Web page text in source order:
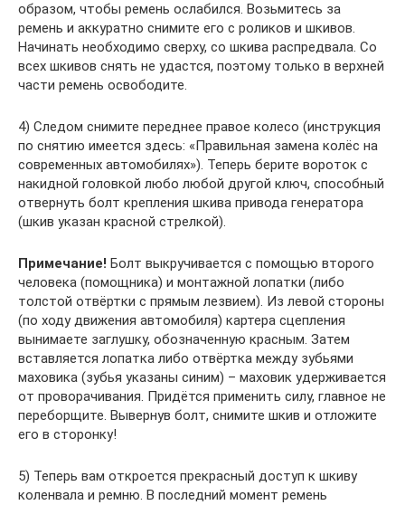
образом, чтобы ремень ослабился. Возьмитесь за
ремень и аккуратно снимите его с роликов и шкивов.
Начинать необходимо сверху, со шкива распредвала. Со
всех шкивов снять не удастся, поэтому только в верхней
части ремень освободите.
4) Следом снимите переднее правое колесо (инструкция
по снятию имеется здесь: «Правильная замена колёс на
современных автомобилях»). Теперь берите вороток с
накидной головкой любо любой другой ключ, способный
отвернуть болт крепления шкива привода генератора
(шкив указан красной стрелкой).
Примечание! Болт выкручивается с помощью второго
человека (помощника) и монтажной лопатки (либо
толстой отвёртки с прямым лезвием). Из левой стороны
(по ходу движения автомобиля) картера сцепления
вынимаете заглушку, обозначенную красным. Затем
вставляется лопатка либо отвёртка между зубьями
маховика (зубья указаны синим) – маховик удерживается
от проворачивания. Придётся применить силу, главное не
переборщите. Вывернув болт, снимите шкив и отложите
его в сторонку!
5) Теперь вам откроется прекрасный доступ к шкиву
коленвала и ремню. В последний момент ремень